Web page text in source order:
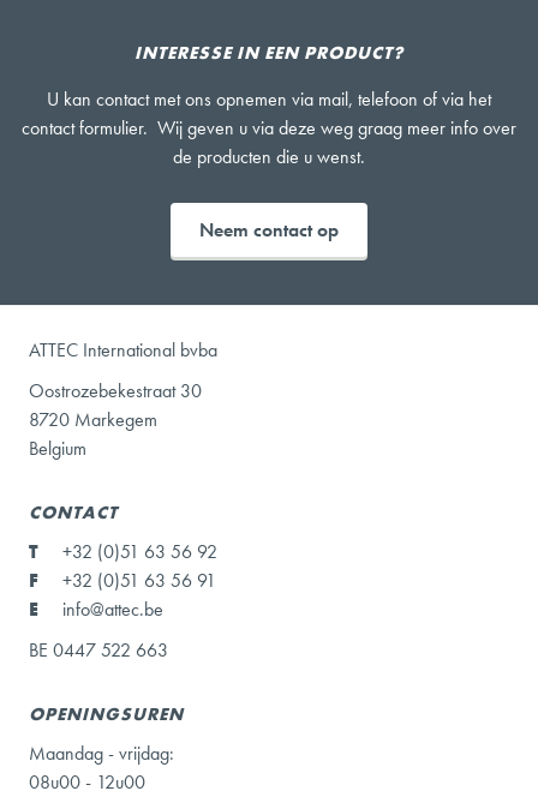
INTERESSE IN EEN PRODUCT?
U kan contact met ons opnemen via mail, telefoon of via het
contact formulier. Wij geven u via deze weg graag meer info over
de producten die u wenst.
Neem contact op
ATTEC International bvba
Oostrozebekestraat 30
8720 Markegem
Belgium
CONTACT
T
+32 (0)51 63 56 92
F
+32 (0)51 63 56 91
E
info@attec.be
BE 0447 522 663
OPENINGSUREN
Maandag - vrijdag:
08u00 - 12u00